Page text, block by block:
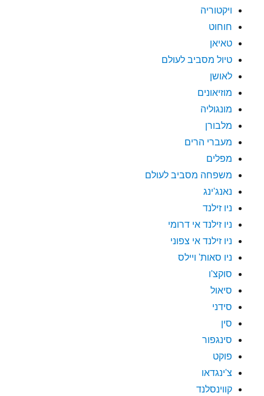
ויקטוריה
חוחוט
טאיאן
טיול מסביב לעולם
לאושן
מוזיאונים
מונגוליה
מלבורן
מעברי הרים
מפלים
משפחה מסביב לעולם
נאנג'ינג
ניו זילנד
ניו זילנד אי דרומי
ניו זילנד אי צפוני
ניו סאות' ויילס
סוקצ'ו
סיאול
סידני
סין
סינגפור
פוקט
צ'ינגדאו
קווינסלנד